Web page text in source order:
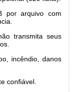
por arquivo com
transmita seus
incêndio, danos
confiável.